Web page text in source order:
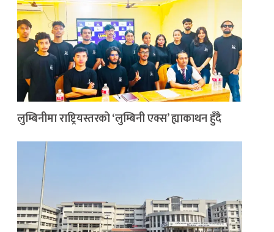
लुम्बिनीमा राष्ट्रियस्तरको ‘लुम्बिनी एक्स’ ह्याकाथन हुँदै